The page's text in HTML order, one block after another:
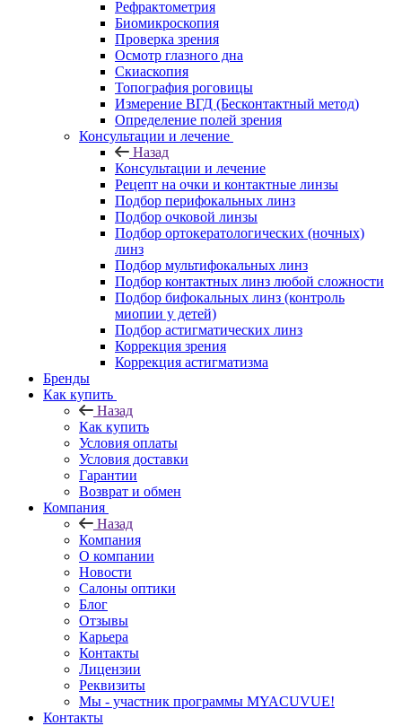
Рефрактометрия
Биомикроскопия
Проверка зрения
Осмотр глазного дна
Скиаскопия
Топография роговицы
Измерение ВГД (Бесконтактный метод)
Определение полей зрения
Консультации и лечение
Назад
Консультации и лечение
Рецепт на очки и контактные линзы
Подбор перифокальных линз
Подбор очковой линзы
Подбор ортокератологических (ночных)
линз
Подбор мультифокальных линз
Подбор контактных линз любой сложности
Подбор бифокальных линз (контроль
миопии у детей)
Подбор астигматических линз
Коррекция зрения
Коррекция астигматизма
Бренды
Как купить
Назад
Как купить
Условия оплаты
Условия доставки
Гарантии
Возврат и обмен
Компания
Назад
Компания
О компании
Новости
Салоны оптики
Блог
Отзывы
Карьера
Контакты
Лицензии
Реквизиты
Мы - участник программы MYACUVUE!
Контакты